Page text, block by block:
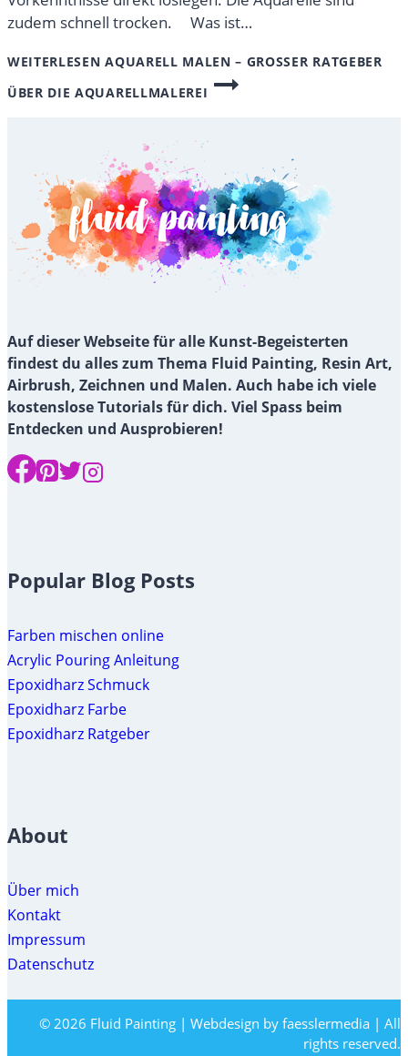
zudem schnell trocken. Was ist…
WEITERLESEN AQUARELL MALEN – GROSSER RATGEBER Ü
BER DIE AQUARELLMALEREI
Auf dieser Webseite für alle Kunst-Begeisterten
findest du alles zum Thema Fluid Painting, Resin Art,
Airbrush, Zeichnen und Malen. Auch habe ich viele
kostenslose Tutorials für dich. Viel Spass beim
Entdecken und Ausprobieren!
Popular Blog Posts
Farben mischen online
Acrylic Pouring Anleitung
Epoxidharz Schmuck
Epoxidharz Farbe
Epoxidharz Ratgeber
About
Über mich
Kontakt
Impressum
Datenschutz
© 2026 Fluid Painting | Webdesign by faesslermedia | All
rights reserved.